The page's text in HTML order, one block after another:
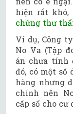
hiện rất khó,
chứng thư
Ví dụ, Công
No Va (Tập
án chưa tính
đó, có một số
hàng nhưng
chính nên
cấp sổ cho cư